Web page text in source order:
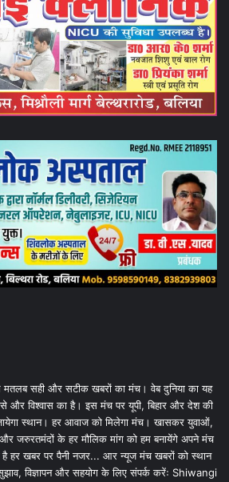
सही और सटीक खबरों का मंच। वेब दुनिया का यह
विश्वास का है। इस मंच पर यूपी, बिहार और देश की
स्थान। हर आवाज को मिलेगा मंच। खासकर युवाओं,
जरुरतमंदों के हर मौलिक मांग को हम बनायेंगे अपने मंच
हर खबर पर पैनी नजर... आर न्यूज मंच खबरों को स्थान
विज्ञापन और सहयोग के लिए संपर्क करेंः Shiwangi